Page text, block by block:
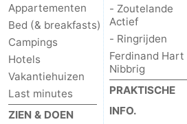
Appartementen
Bed (& breakfasts)
Campings
Hotels
Vakantiehuizen
Last minutes
ZIEN & DOEN
- Zoutelande
Actief
- Ringrijden
Ferdinand Hart
Nibbrig
PRAKTISCHE
INFO.